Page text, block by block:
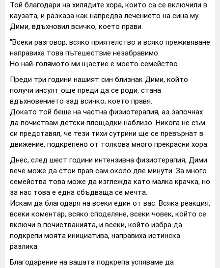
Той благодари на хилядите хора, които са се включили в
каузата, и разказа как напредва лечението на сина му
Дими, вдъхновил всичко, което прави.
"Всеки разговор, всяко приятелство и всяко преживяване
направиха това пътешествие незабравимо.
Но най-голямото ми щастие е моето семейство.
Преди три години нашият син близнак Дими, който
получи инсулт още преди да се роди, стана
вдъхновението зад всичко, което правя.
Докато той беше на частна физиотерапия, аз започнах
да почиствам детски площадки наблизо. Никога не съм
си представял, че тези тихи сутрини ще се превърнат в
движение, подкрепено от толкова много прекрасни хора.
Днес, след шест години интензивна физиотерапия, Дими
вече може да стои прав сам около две минути. За много
семейства това може да изглежда като малка крачка, но
за нас това е една сбъдваща се мечта.
Искам да благодаря на всеки един от вас. Всяка реакция,
всеки коментар, всяко споделяне, всеки човек, който се
включи в почистванията, и всеки, който избра да
подкрепи моята инициатива, направиха истинска
разлика.
Благодарение на вашата подкрепа успяваме да